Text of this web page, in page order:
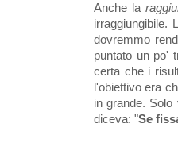
Anche la
irraggiungibile.
dovremmo
puntato un po'
certa che i
l'obiettivo era
in grande.
diceva: "Se